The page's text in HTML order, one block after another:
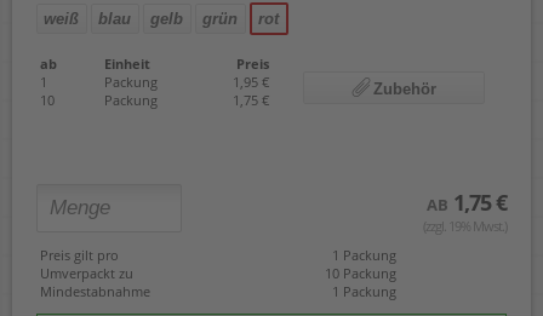
weiß blau gelb grün rot
ab Einheit
Preis
1
Packung
1,95 €
10
Packung 1,75 €
Zubehör
AB 1,75 €
(zzgl. 19% Mwst.)
Preis gilt pro
1 Packung
Umverpackt zu
10 Packung
Mindestabnahme
1 Packung